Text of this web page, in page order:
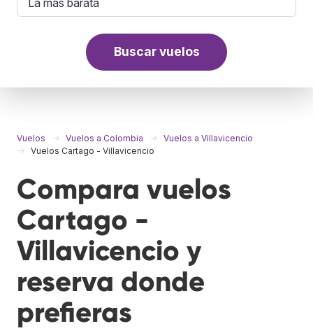
Buscar vuelos
Vuelos Vuelos a Colombia
Vuelos a Villavicencio
Vuelos Cartago - Villavicencio
Compara vuelos
Cartago -
Villavicencio y
reserva donde
prefieras